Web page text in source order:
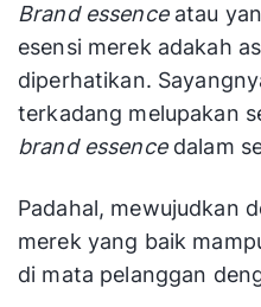
Brand essenceatau
esensi merek adakah
diperhatikan.
terkadang melupakan
brand essencedalam
Padahal, mewujudkan
merek yang baik
di mata pelanggan